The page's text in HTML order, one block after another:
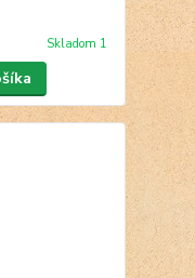
Skladom 1